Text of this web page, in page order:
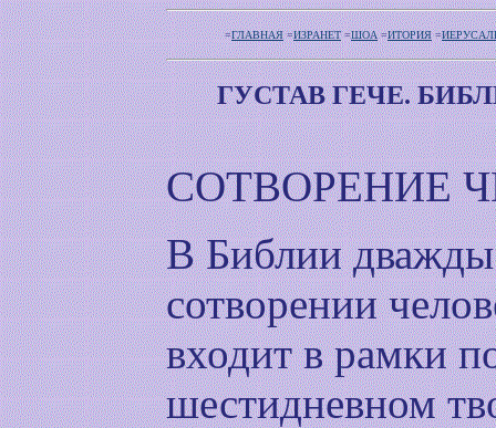
=ГЛАВНАЯ=ИЗРАНЕТ=ШОА=ИТОРИЯ=
ГУСТАВ ГЕЧЕ.
СОТВОРЕНИЕ
В Библии дважды
сотворении
входит в рамки
шестидневном